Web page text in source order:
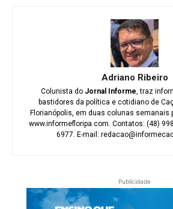
Adriano Ribeiro
Colunista do Jornal Informe, traz
bastidores da política e cotidiano de
Florianópolis, em duas colunas semanais
www.informefloripa.com. Contatos: (48)
6977. E-mail:
Publicidade